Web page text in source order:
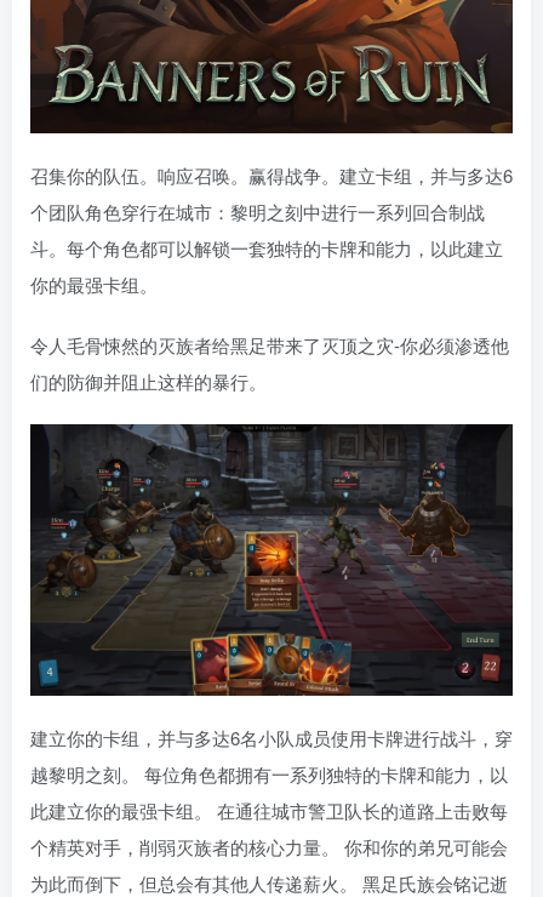
召集你的队伍。响应召唤。赢得战争。建立卡组，并与多达6
个团队角色穿行在城市：黎明之刻中进行一系列回合制战
斗。每个角色都可以解锁一套独特的卡牌和能力，以此建立
你的最强卡组。
令人毛骨悚然的灭族者给黑足带来了灭顶之灾-你必须渗透他
们的防御并阻止这样的暴行。
建立你的卡组，并与多达6名小队成员使用卡牌进行战斗，穿
越黎明之刻。 每位角色都拥有一系列独特的卡牌和能力，以
此建立你的最强卡组。 在通往城市警卫队长的道路上击败每
个精英对手，削弱灭族者的核心力量。 你和你的弟兄可能会
为此而倒下，但总会有其他人传递薪火。 黑足氏族会铭记逝